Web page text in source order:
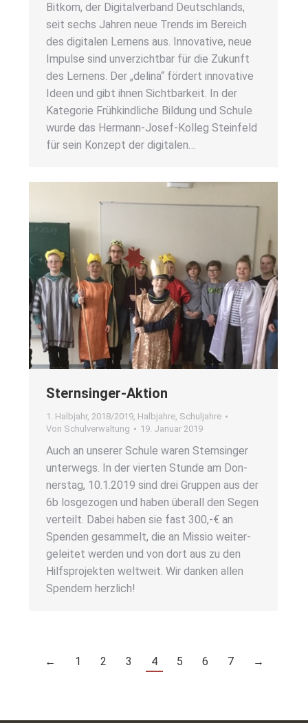
Bit­kom, der Digi­tal­ver­band Deutsch­lands,
seit sechs Jah­ren neue Trends im Bereich
des digi­ta­len Ler­nens aus. Inno­va­ti­ve, neue
Impul­se sind unver­zicht­bar für die Zukunft
des Ler­nens. Der „deli­na“ för­dert inno­va­ti­ve
Ideen und gibt ihnen Sicht­bar­keit. In der
Kate­go­rie Früh­kind­li­che Bil­dung und Schu­le
wur­de das Her­­mann-Josef-Kol­­leg Stein­feld
für sein Kon­zept der digi­ta­len…
Stern­sin­ger-Akti­on
1. Halbjahr, 2018/2019 Halbjahre Schuljahre
Von Schulverwaltung 19. Januar 2019
Auch an unse­rer Schu­le waren Stern­sin­ger
unter­wegs. In der vier­ten Stun­de am Don­
ners­tag, 10.1.2019 sind drei Grup­pen aus der
6b los­ge­zo­gen und haben über­all den Segen
ver­teilt. Dabei haben sie fast 300,-€ an
Spen­den gesam­melt, die an Mis­sio wei­ter­
ge­lei­tet wer­den und von dort aus zu den
Hilfs­pro­jek­ten welt­weit. Wir dan­ken allen
Spen­dern herz­lich!
← 1 2 3 4 5 6 7 →